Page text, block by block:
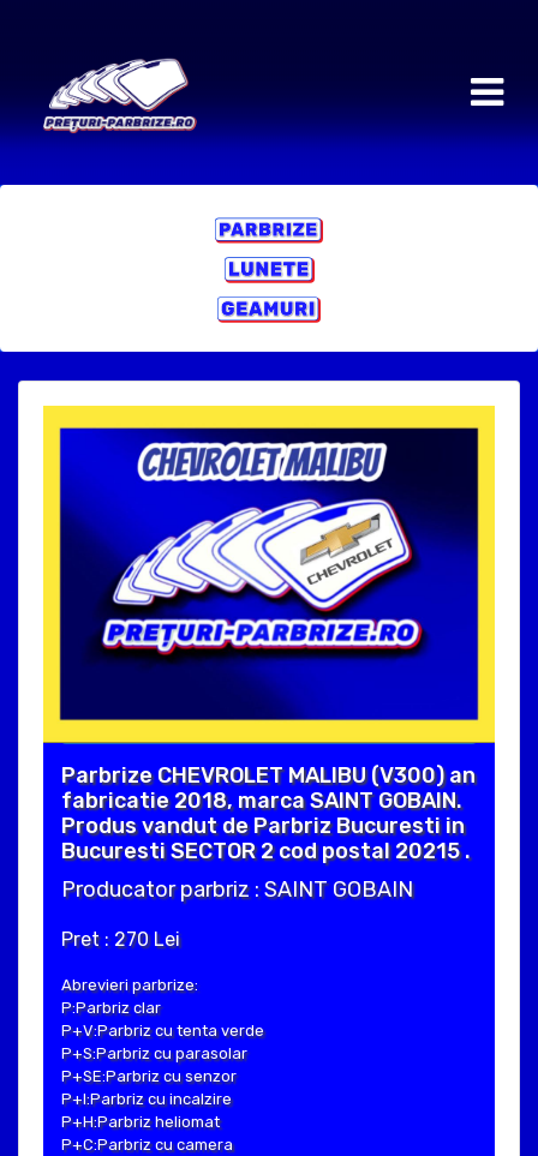
Parbrize CHEVROLET MALIBU (V300) an
fabricatie 2018, marca SAINT GOBAIN.
Produs vandut de Parbriz Bucuresti in
Bucuresti SECTOR 2 cod postal 20215 .
Producator parbriz : SAINT GOBAIN
Pret : 270 Lei
Abrevieri parbrize:
P:Parbriz clar
P+V:Parbriz cu tenta verde
P+S:Parbriz cu parasolar
P+SE:Parbriz cu senzor
P+I:Parbriz cu incalzire
P+H:Parbriz heliomat
P+C:Parbriz cu camera